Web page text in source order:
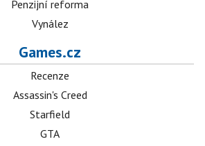
Penzijní reforma
Vynález
Games.cz
Recenze
Assassin's Creed
Starfield
GTA